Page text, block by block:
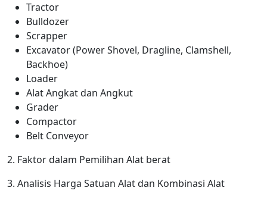
Tractor
Bulldozer
Scrapper
Excavator (Power Shovel, Dragline, Clamshell,
Backhoe)
Loader
Alat Angkat dan Angkut
Grader
Compactor
Belt Conveyor
2. Faktor dalam Pemilihan Alat berat
3. Analisis Harga Satuan Alat dan Kombinasi Alat